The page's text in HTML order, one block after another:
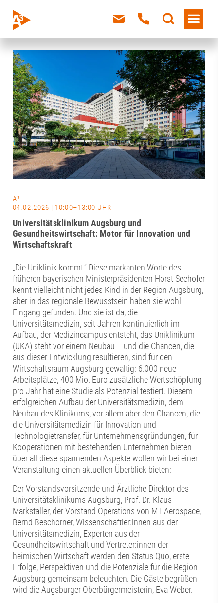
A³
04.02.2026 | 10:00–13:00 UHR
Universitätsklinikum Augsburg und
Gesundheitswirtschaft: Motor für Innovation und
Wirtschaftskraft
„Die Uniklinik kommt.“ Diese markanten Worte des
früheren bayerischen Ministerpräsidenten Horst Seehofer
kennt vielleicht nicht jedes Kind in der Region Augsburg,
aber in das regionale Bewusstsein haben sie wohl
Eingang gefunden. Und sie ist da, die
Universitätsmedizin, seit Jahren kontinuierlich im
Aufbau, der Medizincampus entsteht, das Uniklinikum
(UKA) steht vor einem Neubau – und die Chancen, die
aus dieser Entwicklung resultieren, sind für den
Wirtschaftsraum Augsburg gewaltig: 6.000 neue
Arbeitsplätze, 400 Mio. Euro zusätzliche Wertschöpfung
pro Jahr hat eine Studie als Potenzial testiert. Diesem
erfolgreichen Aufbau der Universitätsmedizin, dem
Neubau des Klinikums, vor allem aber den Chancen, die
die Universitätsmedizin für Innovation und
Technologietransfer, für Unternehmensgründungen, für
Kooperationen mit bestehenden Unternehmen bieten –
über all diese spannenden Aspekte wollen wir bei einer
Veranstaltung einen aktuellen Überblick bieten:
Der Vorstandsvorsitzende und Ärztliche Direktor des
Universitätsklinikums Augsburg, Prof. Dr. Klaus
Markstaller, der Vorstand Operations von MT Aerospace,
Bernd Beschorner, Wissenschaftler:innen aus der
Universitätsmedizin, Experten aus der
Gesundheitswirtschaft und Vertreter:innen der
heimischen Wirtschaft werden den Status Quo, erste
Erfolge, Perspektiven und die Potenziale für die Region
Augsburg gemeinsam beleuchten. Die Gäste begrüßen
wird die Augsburger Oberbürgermeisterin, Eva Weber.